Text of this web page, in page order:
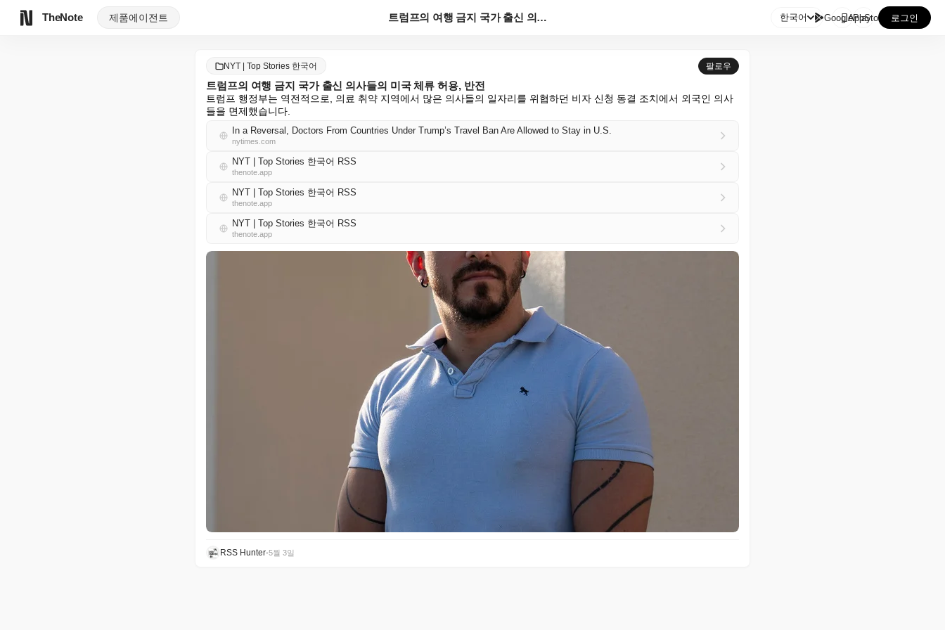
TheNote 제품에이전트 트럼프의 여행 금지 국가 출신 의사들의 미국 체류 허용... 한국어 GooglePlay
AppStore 로그인
NYT | Top Stories 한국어 팔로우
트럼프의 여행 금지 국가 출신 의사들의 미국 체류 허용, 반전
트럼프 행정부는 역전적으로, 의료 취약 지역에서 많은 의사들의 일자리를 위협하던 비자 신청 동결 조치에서 외국인 의사
들을 면제했습니다.
In a Reversal, Doctors From Countries Under Trump’s Travel Ban Are Allowed to Stay in U.S.
nytimes.com
NYT | Top Stories 한국어 RSS
thenote.app
NYT | Top Stories 한국어 RSS
thenote.app
NYT | Top Stories 한국어 RSS
thenote.app
RSS Hunter•5월 3일